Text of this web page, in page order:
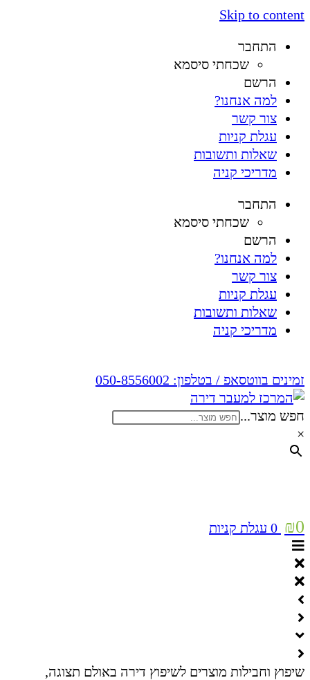
Skip to content
התחבר
שכחתי סיסמא
הרשם
למה אנחנו?
צור קשר
עגלת קניות
שאלות ותשובות
מדריכי קניה
התחבר
שכחתי סיסמא
הרשם
למה אנחנו?
צור קשר
עגלת קניות
שאלות ותשובות
מדריכי קניה
זמינים בווטסאפ / בטלפון: 050-8556002
חפש מוצר...
×
₪0
0 עגלת קניות
שיפוץ וחבילות מוצרים לשיפוץ דירה באולם תצוגה,